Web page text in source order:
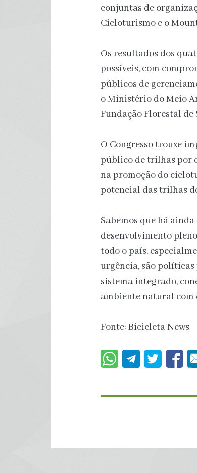
conjuntas de
Cicloturismo e o
Os resultados dos
possíveis, com
públicos de
o Ministério do Meio
Fundação Florestal de
O Congresso trouxe
público de trilhas por
na promoção do
potencial das trilhas
Sabemos que há
desenvolvimento
todo o país,
urgência, são
sistema integrado,
ambiente natural com
Fonte: Bicicleta News